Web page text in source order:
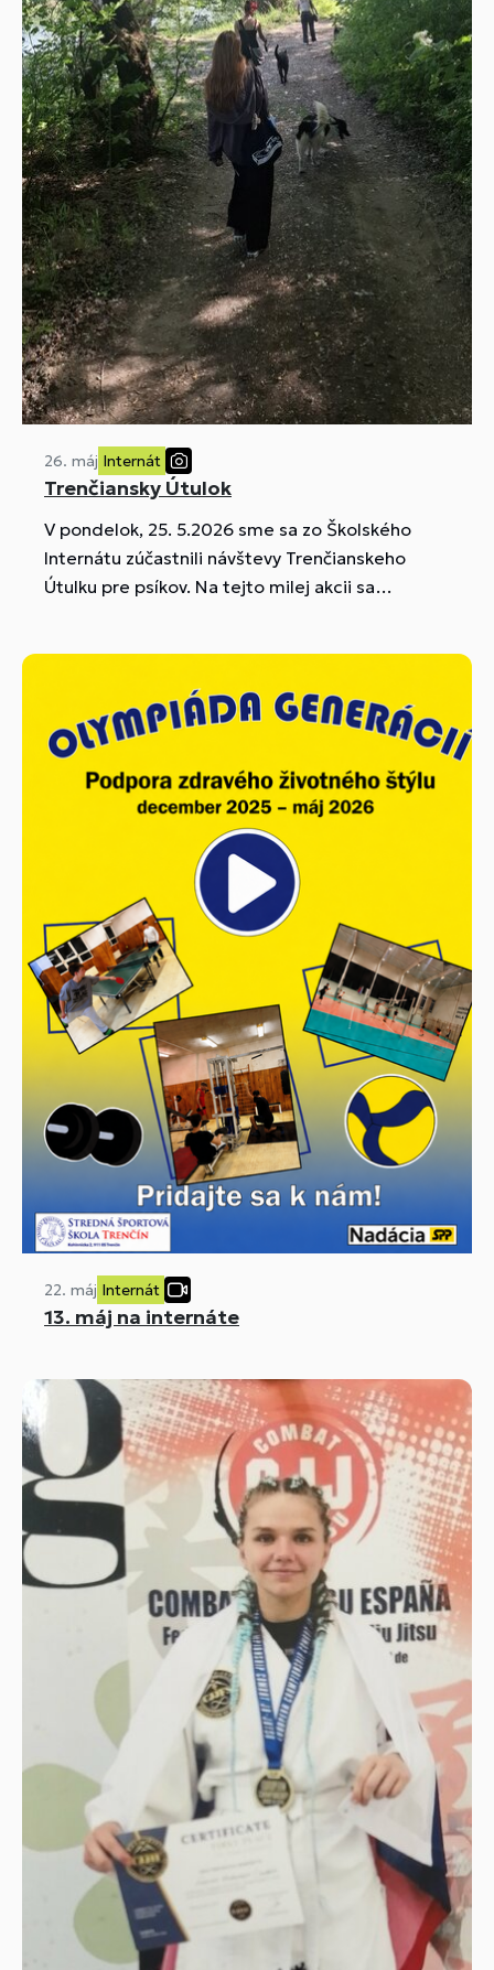
26. máj Internát
Trenčiansky Útulok
V pondelok, 25. 5.2026 sme sa zo Školského
Internátu zúčastnili návštevy Trenčianskeho
Útulku pre psíkov. Na tejto milej akcii sa
22. máj Internát
13. máj na internáte